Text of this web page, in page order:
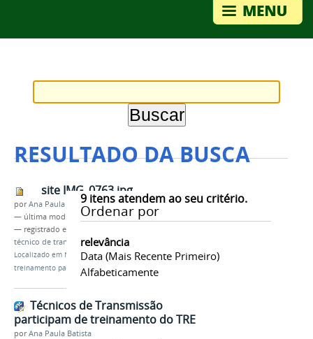
RESULTADO DA BUSCA
9itens atendem ao seu critério.
Ordenar por
relevância
Data (mais Recente Primeiro)
Alfabeticamente
site IMG_0763.jpg
porAna Paula Batista
— última modificação19/09/2016 13h57
— registrado em:
técnico de transmissão
Localizado em Notícias /Semana intensa de
treinamento para os TSAT
Técnicos de Transmissão
participam de treinamento do TRE
porAna Paula Batista